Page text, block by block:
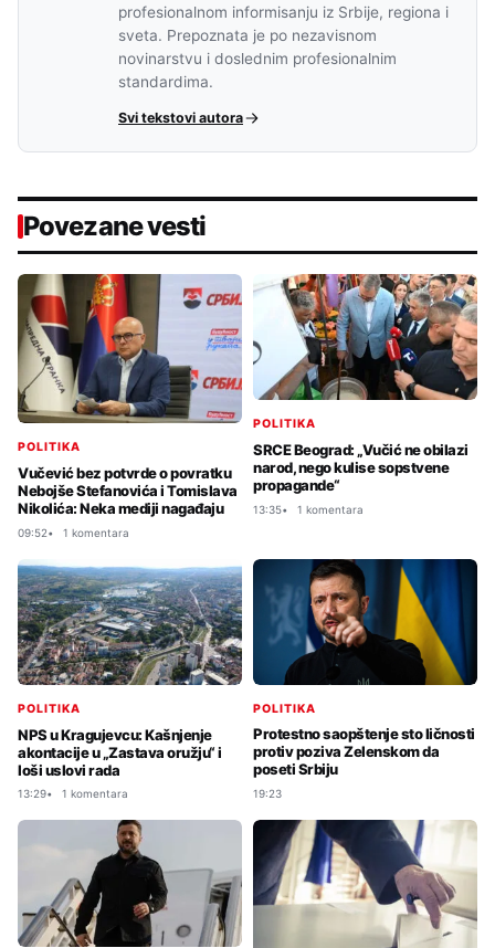
profesionalnom informisanju iz Srbije, regiona i
sveta. Prepoznata je po nezavisnom
novinarstvu i doslednim profesionalnim
standardima.
Svi tekstovi autora
Povezane vesti
POLITIKA
Vučević bez potvrde o povratku
Nebojše Stefanovića i Tomislava
Nikolića: Neka mediji nagađaju
09:52 1 komentara
POLITIKA
SRCE Beograd: „Vučić ne obilazi
narod, nego kulise sopstvene
propagande“
13:35 1 komentara
POLITIKA
NPS u Kragujevcu: Kašnjenje
akontacije u „Zastava oružju“ i
loši uslovi rada
13:29 1 komentara
POLITIKA
Protestno saopštenje sto ličnosti
protiv poziva Zelenskom da
poseti Srbiju
19:23